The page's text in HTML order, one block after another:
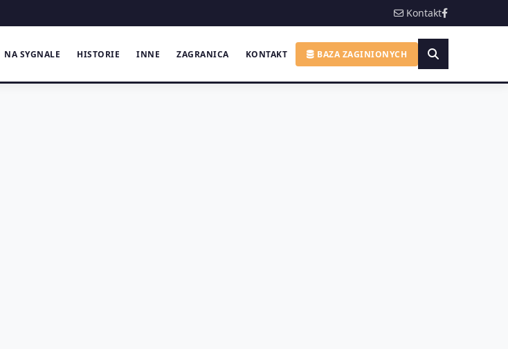
Kontakt
NA SYGNALE HISTORIE INNE ZAGRANICA KONTAKT BAZA ZAGINIONYCH